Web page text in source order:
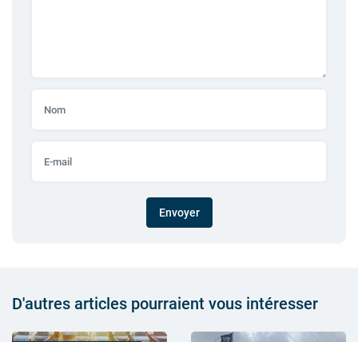
Envoyer
D'autres articles pourraient vous intéresser